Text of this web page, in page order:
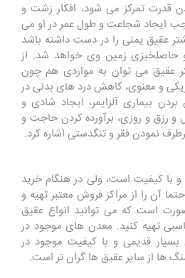
قدرت تمرکز می شود، افکار زشت و
ایجاد شجاعت و طول عمر در او می
عقیق یمنی را در دست داشته باشد
زمین وی خواهد شد. از
عقیق می توان به مواردی هم چون
و معنوی، کاهش درد های بدنی در
بیماری آلزایمر، ایجاد شادی و
و رزق و روزی، برآورده کردن حاجت و
نمودن فقر و تنگدستی اشاره کرد.
با کیفیت است، ولی در هنگام خرید
آن را از مراکز فروش معتبر تهیه و
است که می توانید انواع عقیق
تهیه کنید. معدن های موجود در
قدیمی و با کیفیت موجود در
ها از سایر عقیق ها گران تر است.